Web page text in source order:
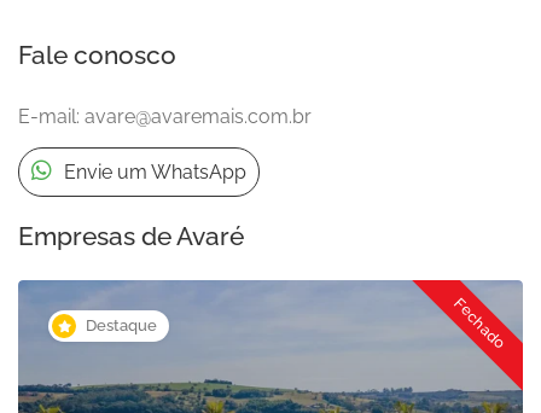
Fale conosco
E-mail: avare@avaremais.com.br
Envie um WhatsApp
Empresas de Avaré
Destaque Fechado